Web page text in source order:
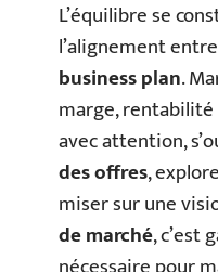
L’équilibre se
l’alignement
business plan.
marge,
avec attention,
des offres,
miser sur une
de marché, c’est